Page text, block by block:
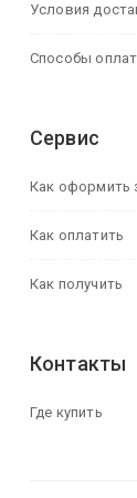
Условия
Способы
Сервис
Как оформить
Как оплатить
Как получить
Контакты
Где купить